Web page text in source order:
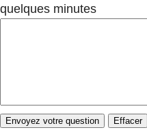
quelques minutes